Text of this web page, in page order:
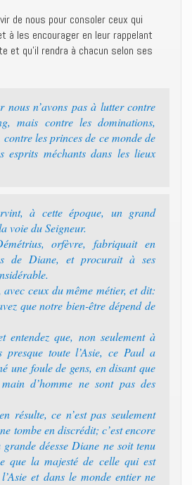
de nous pour consoler ceux qui
à les encourager en leur rappelant
et qu’il rendra à chacun selon ses
nous n’avons pas à lutter contre
mais contre les dominations,
les princes de ce monde de
esprits méchants dans les lieux
à cette époque, un grand
voie du Seigneur.
orfèvre, fabriquait en
de Diane, et procurait à ses
ceux du même métier, et dit:
que notre bien-être dépend de
entendez que, non seulement à
presque toute l’Asie, ce Paul a
une foule de gens, en disant que
d’homme ne sont pas des
résulte, ce n’est pas seulement
tombe en discrédit; c’est encore
déesse Diane ne soit tenu
que la majesté de celle qui est
et dans le monde entier ne